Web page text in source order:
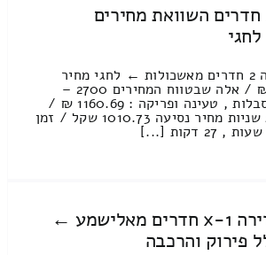
הובלת דירה 2 חדרים השוואת מחירים
עלויות מעבר דירה 2 חדרים מאשכולות ← לחגי מחיר
מחירון: 2236.56 ₪ / אלה שבטווח המחירים 2700 –
2100 ₪ עבודות סבלות , טעינה ופריקה : 1160.69 ₪ /
זמן : 32 דקות 44 שניות מחיר נסיעה 1010.73 שקל / זמן
מחיר הובלת דירה 1-x חדרים מאלישמע ←
פירוק והרכבה